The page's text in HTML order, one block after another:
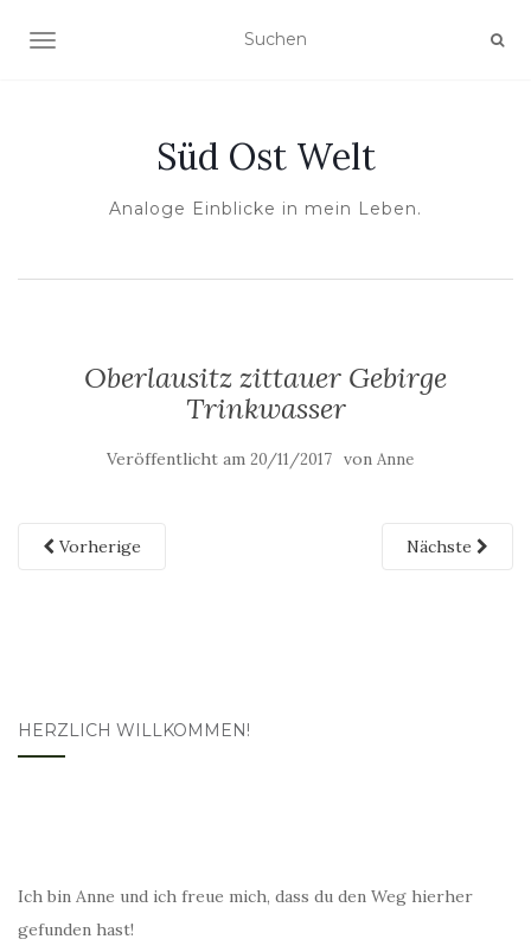
NAVIGATION UMSCHALTEN
Süd Ost Welt
Analoge Einblicke in mein Leben.
Oberlausitz zittauer Gebirge
Trinkwasser
Veröffentlicht am 20/11/2017 von Anne
Vorherige Nächste
HERZLICH WILLKOMMEN!
Ich bin Anne und ich freue mich, dass du den Weg hierher
gefunden hast!